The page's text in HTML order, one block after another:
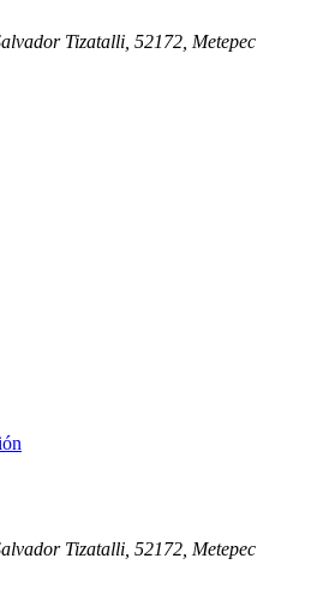
Tizatalli, 52172, Metepec
Tizatalli, 52172, Metepec